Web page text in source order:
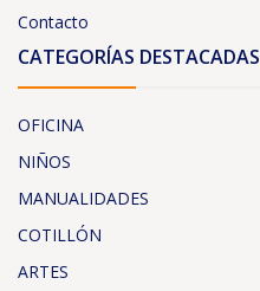
Contacto
CATEGORÍAS DESTACADAS
OFICINA
NIÑOS
MANUALIDADES
COTILLÓN
ARTES